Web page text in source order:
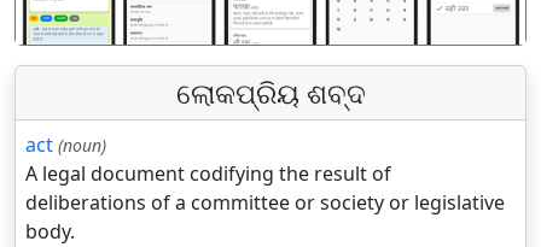
ଲୋକପ୍ରିୟ ଶବ୍ଦ
act (noun)
A legal document codifying the result of
deliberations of a committee or society or legislative
body.